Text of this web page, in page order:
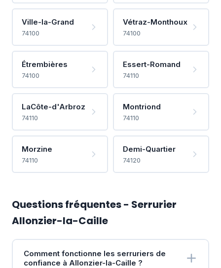
Ville-la-Grand
74100
Vétraz-Monthoux
74100
Étrembières
74100
Essert-Romand
74110
LaCôte-d'Arbroz
74110
Montriond
74110
Morzine
74110
Demi-Quartier
74120
Questions fréquentes - Serrurier
Allonzier-la-Caille
Comment fonctionne les serruriers de
confiance à Allonzier-la-Caille ?